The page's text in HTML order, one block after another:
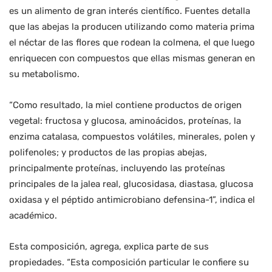
es un alimento de gran interés científico. Fuentes detalla
que las abejas la producen utilizando como materia prima
el néctar de las flores que rodean la colmena, el que luego
enriquecen con compuestos que ellas mismas generan en
su metabolismo.
“Como resultado, la miel contiene productos de origen
vegetal: fructosa y glucosa, aminoácidos, proteínas, la
enzima catalasa, compuestos volátiles, minerales, polen y
polifenoles; y productos de las propias abejas,
principalmente proteínas, incluyendo las proteínas
principales de la jalea real, glucosidasa, diastasa, glucosa
oxidasa y el péptido antimicrobiano defensina-1”, indica el
académico.
Esta composición, agrega, explica parte de sus
propiedades. “Esta composición particular le confiere su